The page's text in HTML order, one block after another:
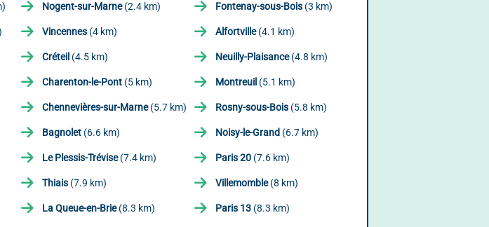
Nogent-sur-Marne(2.4 km) Fontenay-sous-Bois(3 km)
Vincennes (4 km) Alfortville(4.1 km)
Créteil (4.5 km) Neuilly-Plaisance(4.8 km)
Charenton-le-Pont (5 km) Montreuil (5.1 km)
Chennevières-sur-Marne(5.7 km) Rosny-sous-Bois(5.8 km)
Bagnolet (6.6 km) Noisy-le-Grand(6.7 km)
Le Plessis-Trévise(7.4 km) Paris 20(7.6 km)
Thiais (7.9 km) Villemomble(8 km)
La Queue-en-Brie(8.3 km) Paris 13(8.3 km)